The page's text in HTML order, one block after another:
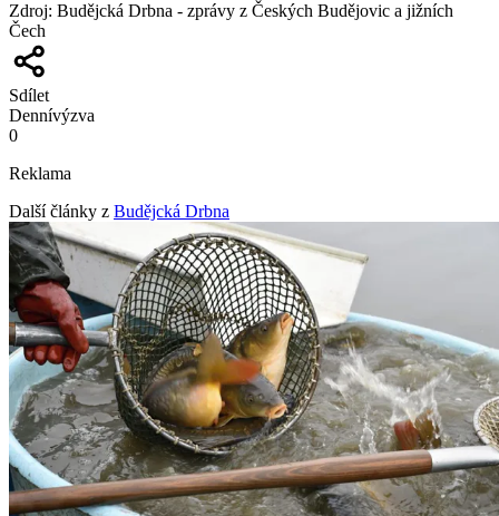
Zdroj: Budějcká Drbna - zprávy z Českých Budějovic a jižních
Čech
Sdílet
Dennívýzva
0
Reklama
Další články z Budějcká Drbna